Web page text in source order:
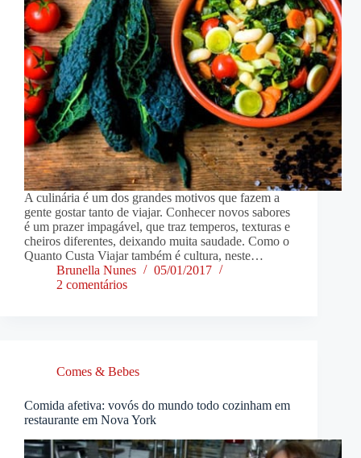
A culinária é um dos grandes motivos que fazem a
gente gostar tanto de viajar. Conhecer novos sabores
é um prazer impagável, que traz temperos, texturas e
cheiros diferentes, deixando muita saudade. Como o
Quanto Custa Viajar também é cultura, neste…
Brunella Nunes
05/01/2017
2 comentários
Comes & Bebes
Comida afetiva: vovós do mundo todo cozinham em
restaurante em Nova York